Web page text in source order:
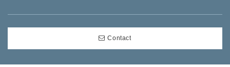
Contact